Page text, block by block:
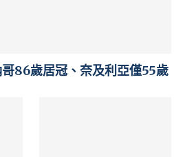
86歲居冠、奈及利亞僅55歲